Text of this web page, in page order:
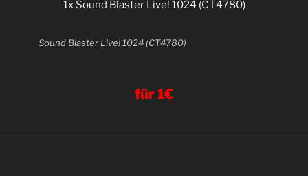
1x Sound Blaster Live! 1024 (CT4780)
Sound Blaster Live! 1024 (CT4780)
für 1€